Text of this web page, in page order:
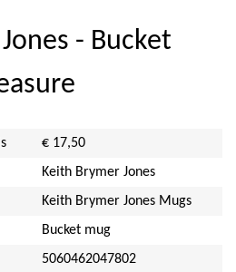
- Bucket
€ 17,50
Keith Brymer Jones
Keith Brymer Jones Mugs
Bucket mug
5060462047802